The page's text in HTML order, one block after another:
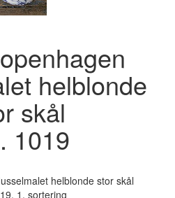
helblonde
skål
1019
helblonde stor skål
1. sortering